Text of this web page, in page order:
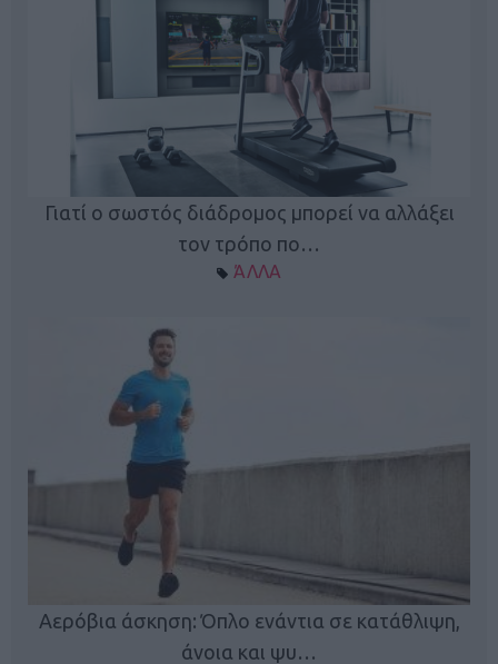
Γιατί ο σωστός διάδρομος μπορεί να αλλάξει
τον τρόπο πο…
ΆΛΛΑ
Αερόβια άσκηση: Όπλο ενάντια σε κατάθλιψη,
άνοια και ψυ…